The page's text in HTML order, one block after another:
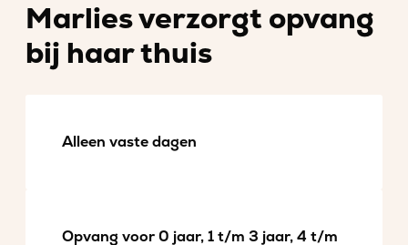
Marlies verzorgt opvang
bij haar thuis
Alleen vaste dagen
Opvang voor 0 jaar, 1 t/m 3 jaar, 4 t/m